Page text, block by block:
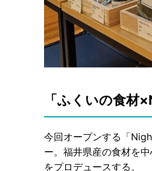
「ふくいの食材
今回オープンする「
ー。福井県産の食材を
をプロデュースする。